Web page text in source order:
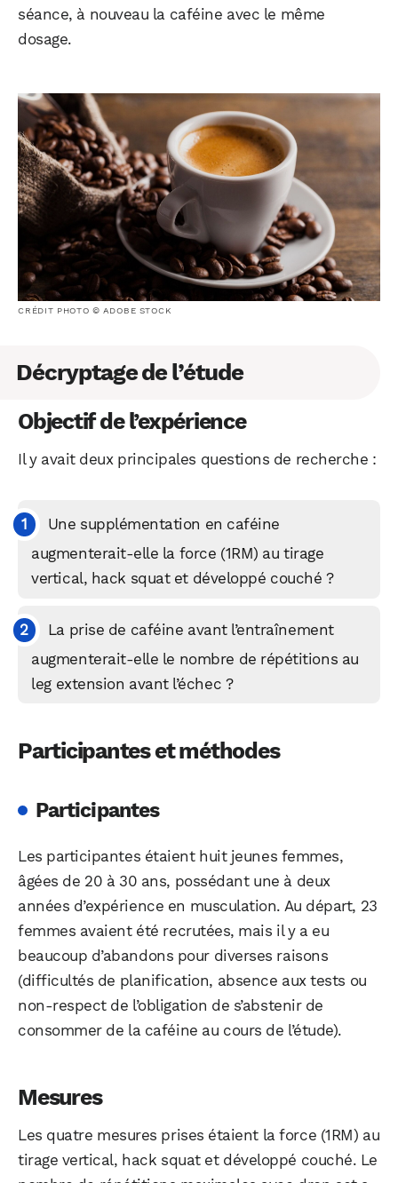
séance, à nouveau la caféine avec le même
dosage.
CRÉDIT PHOTO © ADOBE STOCK
Décryptage de l’étude
Objectif de l’expérience
Il y avait deux principales questions de recherche :
Une supplémentation en caféine
augmenterait-elle la force (1RM) au tirage
vertical, hack squat et développé couché ?
La prise de caféine avant l’entraînement
augmenterait-elle le nombre de répétitions au
leg extension avant l’échec ?
Participantes et méthodes
Participantes
Les participantes étaient huit jeunes femmes,
âgées de 20 à 30 ans, possédant une à deux
années d’expérience en musculation. Au départ, 23
femmes avaient été recrutées, mais il y a eu
beaucoup d’abandons pour diverses raisons
(difficultés de planification, absence aux tests ou
non-respect de l’obligation de s’abstenir de
consommer de la caféine au cours de l’étude).
Mesures
Les quatre mesures prises étaient la force (1RM) au
tirage vertical, hack squat et développé couché. Le